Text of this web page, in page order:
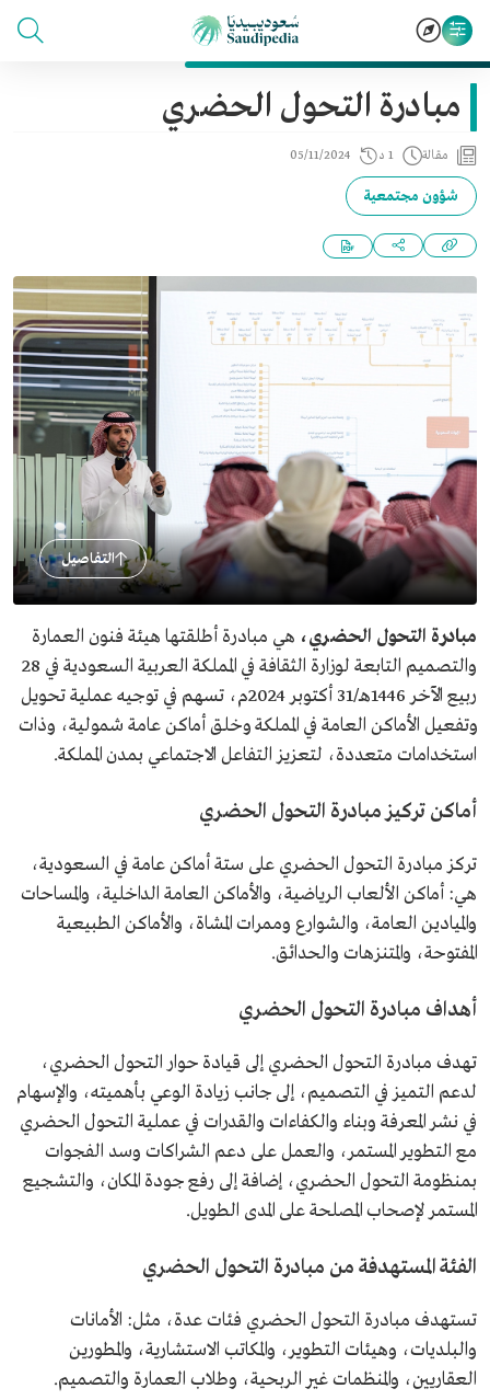
مبادرة التحول الحضري
مقالة 1 د 05/11/2024
شؤون مجتمعية
التفاصيل
مبادرة التحول الحضري، هي مبادرة أطلقتها هيئة فنون العمارة
والتصميم التابعة لوزارة الثقافة في المملكة العربية السعودية في 28
ربيع الآخر 1446هـ/31 أكتوبر 2024م، تسهم في توجيه عملية تحويل
وتفعيل الأماكن العامة في المملكة وخلق أماكن عامة شمولية، وذات
استخدامات متعددة، لتعزيز التفاعل الاجتماعي بمدن المملكة.
أماكن تركيز مبادرة التحول الحضري
تركز مبادرة التحول الحضري على ستة أماكن عامة في السعودية،
هي: أماكن الألعاب الرياضية، والأماكن العامة الداخلية، والمساحات
والميادين العامة، والشوارع وممرات المشاة، والأماكن الطبيعية
المفتوحة، والمتنزهات والحدائق.
أهداف مبادرة التحول الحضري
تهدف مبادرة التحول الحضري إلى قيادة حوار التحول الحضري،
لدعم التميز في التصميم، إلى جانب زيادة الوعي بأهميته، والإسهام
في نشر المعرفة وبناء والكفاءات والقدرات في عملية التحول الحضري
مع التطوير المستمر، والعمل على دعم الشراكات وسد الفجوات
بمنظومة التحول الحضري، إضافة إلى رفع جودة المكان، والتشجيع
المستمر لإصحاب المصلحة على المدى الطويل.
الفئة المستهدفة من مبادرة التحول الحضري
تستهدف مبادرة التحول الحضري فئات عدة، مثل: الأمانات
والبلديات، وهيئات التطوير، والمكاتب الاستشارية، والمطورين
العقاريين، والمنظمات غير الربحية، وطلاب العمارة والتصميم.